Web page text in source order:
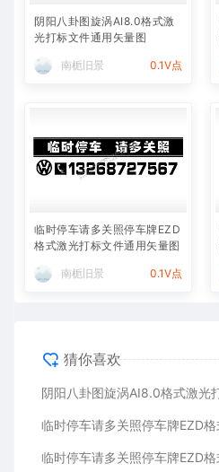
阴阳八卦图旋涡AI8.0格式激
光打标文件通用矢量图
南栀旧景 0.1V点
临时停车请多关照停车牌EZD
格式激光打标文件通用矢量图
南栀旧景 0.1V点
猜你喜欢